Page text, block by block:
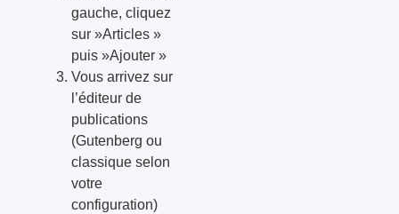
gauche, cliquez
sur »Articles »
puis »Ajouter »
Vous arrivez sur
l’éditeur de
publications
(Gutenberg ou
classique selon
votre
configuration)